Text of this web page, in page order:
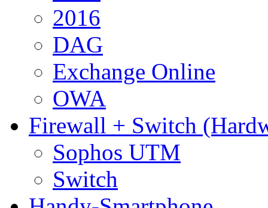
2016
DAG
Exchange Online
OWA
Firewall + Switch
Sophos UTM
Switch